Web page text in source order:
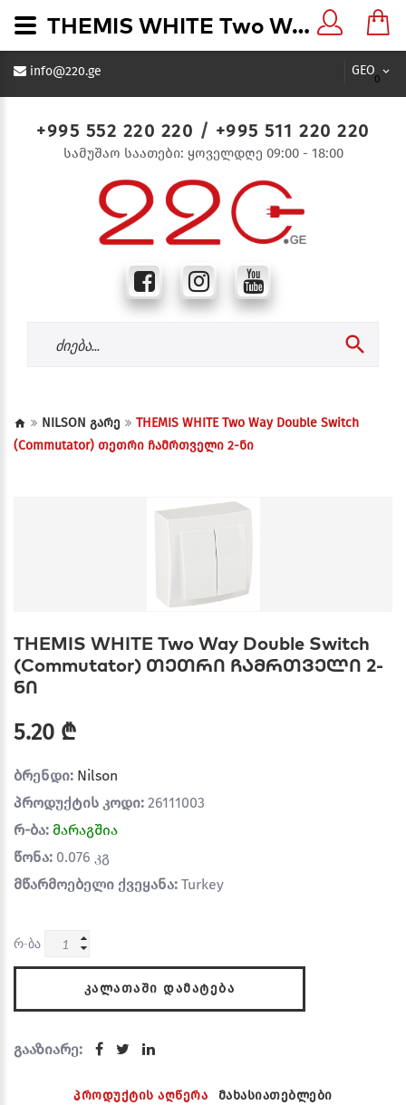
GEO
0
info@220.ge
+995 552 220 220 / +995 511 220 220
სამუშაო საათები: ყოველდღე 09:00 - 18:00
NILSON გარე
THEMIS WHITE Two Way Double Switch
(Commutator) თეთრი ჩამრთველი 2-ნი
THEMIS WHITE Two Way Double Switch
(Commutator) თეთრი ჩამრთველი 2-
ნი
5.20 ₾
ბრენდი: Nilson
პროდუქტის კოდი: 26111003
რ-ბა: მარაგშია
წონა: 0.076 კგ
მწარმოებელი ქვეყანა: Turkey
რ-ბა
ᲙᲐᲚᲐᲗᲐᲨᲘ ᲓᲐᲛᲐᲢᲔᲑᲐ
გააზიარე:
პროდუქტის აღწერა მახასიათებლები
THEMIS WHITE Two Way Double Switch (Commutator) თეთრი ჩამრთველი 2-ნი - 220.ge